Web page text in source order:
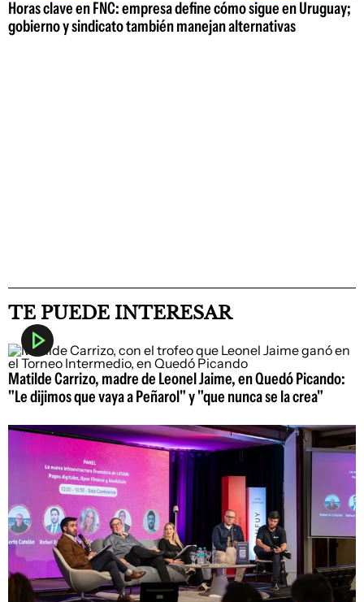
Horas clave en FNC: empresa define cómo sigue en Uruguay;
gobierno y sindicato también manejan alternativas
TE PUEDE INTERESAR
Matilde Carrizo, madre de Leonel Jaime, en Quedó Picando:
"Le dijimos que vaya a Peñarol" y "que nunca se la crea"